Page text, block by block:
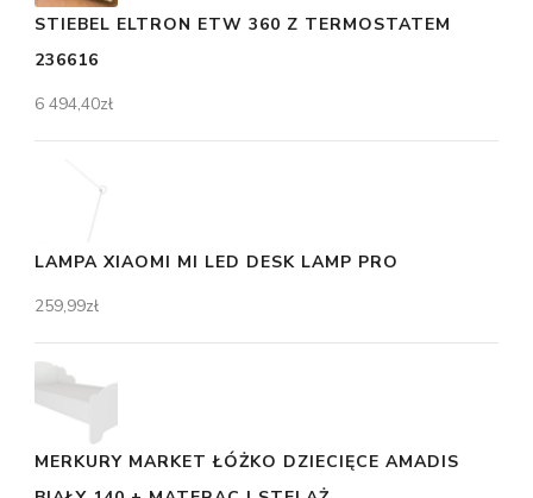
STIEBEL ELTRON ETW 360 Z TERMOSTATEM
236616
6 494,40zł
LAMPA XIAOMI MI LED DESK LAMP PRO
259,99zł
MERKURY MARKET ŁÓŻKO DZIECIĘCE AMADIS